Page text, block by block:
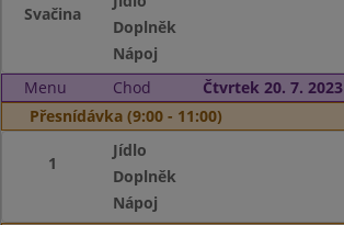
Svačina
Doplněk
Nápoj
Menu
Chod
Čtvrtek 20. 7. 2023
Přesnídávka (9:00 - 11:00)
1
Jídlo
Doplněk
Nápoj